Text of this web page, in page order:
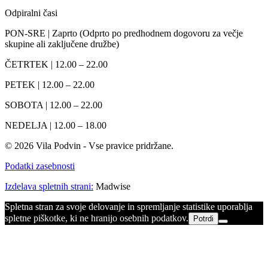
Odpiralni časi
PON-SRE | Zaprto (Odprto po predhodnem dogovoru za večje
skupine ali zaključene družbe)
ČETRTEK | 12.00 – 22.00
PETEK | 12.00 – 22.00
SOBOTA | 12.00 – 22.00
NEDELJA | 12.00 – 18.00
© 2026 Vila Podvin - Vse pravice pridržane.
Podatki zasebnosti
Izdelava spletnih strani: Madwise
Spletna stran za svoje delovanje in spremljanje statistike uporablja
spletne piškotke, ki ne hranijo osebnih podatkov.
Potrdi